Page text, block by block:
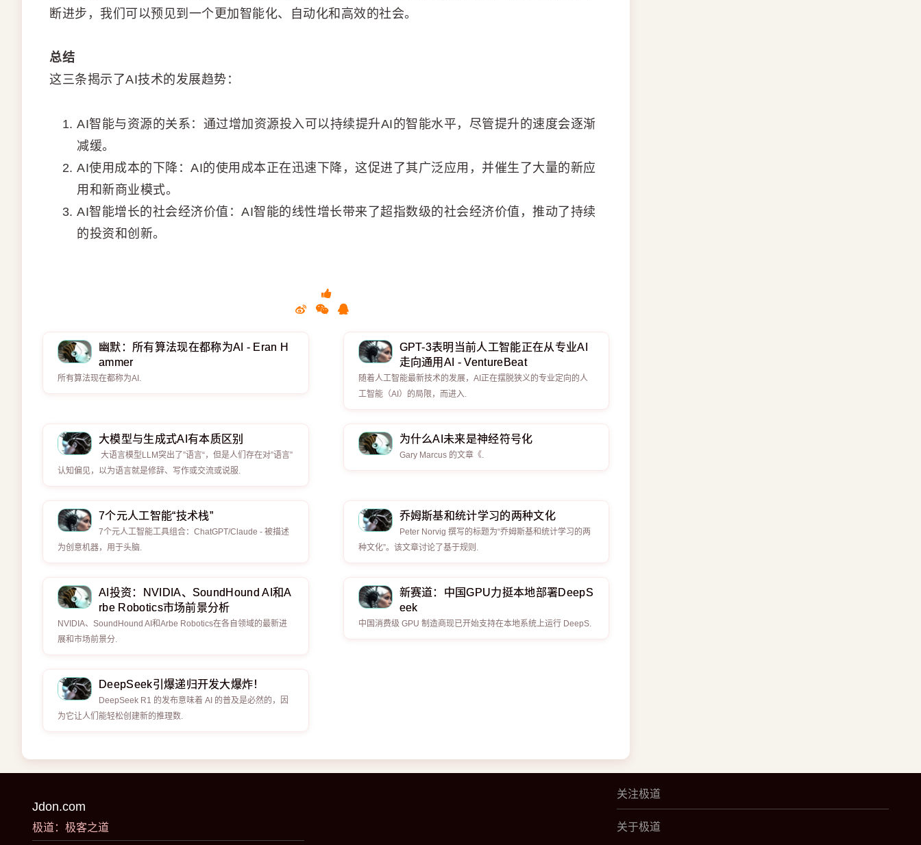
断进步，我们可以预见到一个更加智能化、自动化和高效的社会。
总结
这三条揭示了AI技术的发展趋势：
AI智能与资源的关系：通过增加资源投入可以持续提升AI的智能水平，尽管提升的速度会逐渐
减缓。
AI使用成本的下降：AI的使用成本正在迅速下降，这促进了其广泛应用，并催生了大量的新应
用和新商业模式。
AI智能增长的社会经济价值：AI智能的线性增长带来了超指数级的社会经济价值，推动了持续
的投资和创新。
幽默：所有算法现在都称为AI - Eran H
ammer
所有算法现在都称为AI.
​​​​​​​GPT-3表明当前人工智能正在从专业AI
走向通用AI - VentureBeat
随着人工智能最新技术的发展，AI正在摆脱狭义的专业定向的人
工智能（AI）的局限，而进入.
大模型与生成式AI有本质区别
大语言模型LLM突出了”语言“，但是人们存在对”语言”
认知偏见，以为语言就是修辞、写作或交流或说服.
为什么AI未来是神经符号化
Gary Marcus 的文章《.
7个元人工智能“技术栈”
7个元人工智能工具组合：ChatGPT/Claude - 被描述
为创意机器，用于头脑.
乔姆斯基和统计学习的两种文化
Peter Norvig 撰写的标题为“乔姆斯基和统计学习的两
种文化”。该文章讨论了基于规则.
AI投资：NVIDIA、SoundHound AI和A
rbe Robotics市场前景分析
NVIDIA、SoundHound AI和Arbe Robotics在各自领域的最新进
展和市场前景分.
新赛道：中国GPU力挺本地部署DeepS
eek
中国消费级 GPU 制造商现已开始支持在本地系统上运行 DeepS.
DeepSeek引爆递归开发大爆炸！
DeepSeek R1 的发布意味着 AI 的普及是必然的，因
为它让人们能轻松创建新的推理数.
Jdon.com
极道：极客之道
关注极道
关于极道